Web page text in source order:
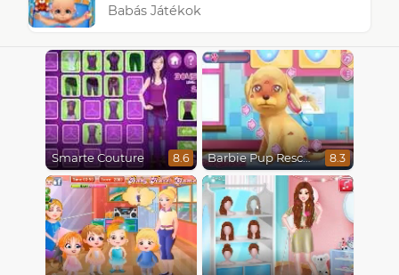
Babás Játékok
Smarte Couture 8.6 Barbie Pup Rescue 8.3